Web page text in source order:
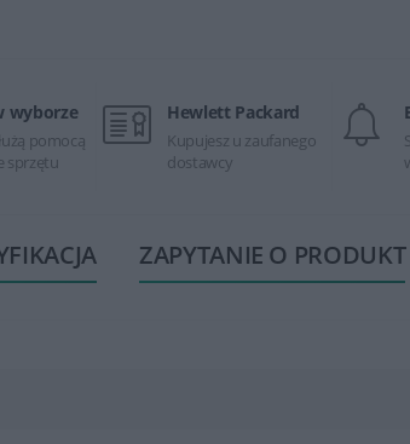
wyborze
pomocą
sprzętu
Hewlett Packard
Kupujesz u zaufanego
dostawcy
ZAPYTANIE O PRODUKT